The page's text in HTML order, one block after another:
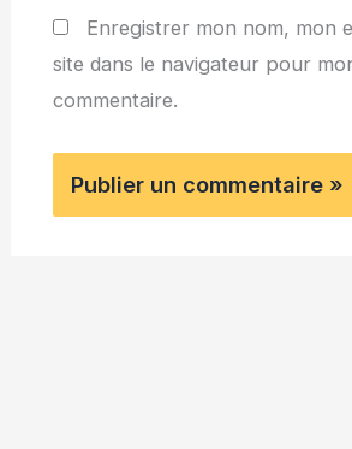
Enregistrer mon nom, mon
site dans le navigateur pour
commentaire.